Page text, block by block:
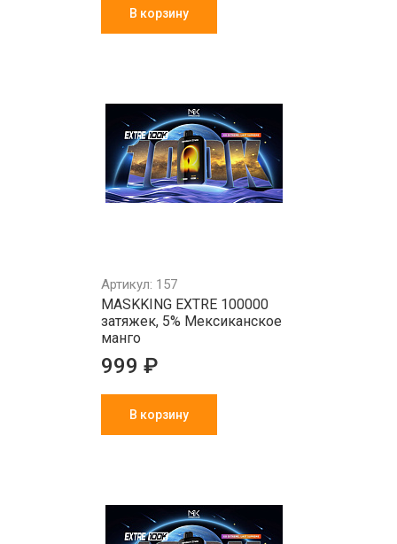
В корзину
Артикул: 157
MASKKING EXTRE 100000
затяжек, 5% Мексиканское
манго
999 ₽
В корзину